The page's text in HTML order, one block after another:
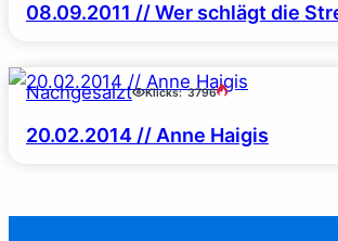
08.09.2011 // Wer schlägt die
Nachgesalzt Klicks: 3796
20.02.2014 // Anne Haigis